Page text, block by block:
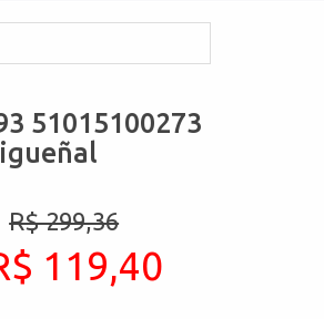
51015100273
R$ 299,36
119,40